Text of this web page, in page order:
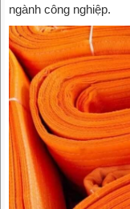
ngành công nghiệp.